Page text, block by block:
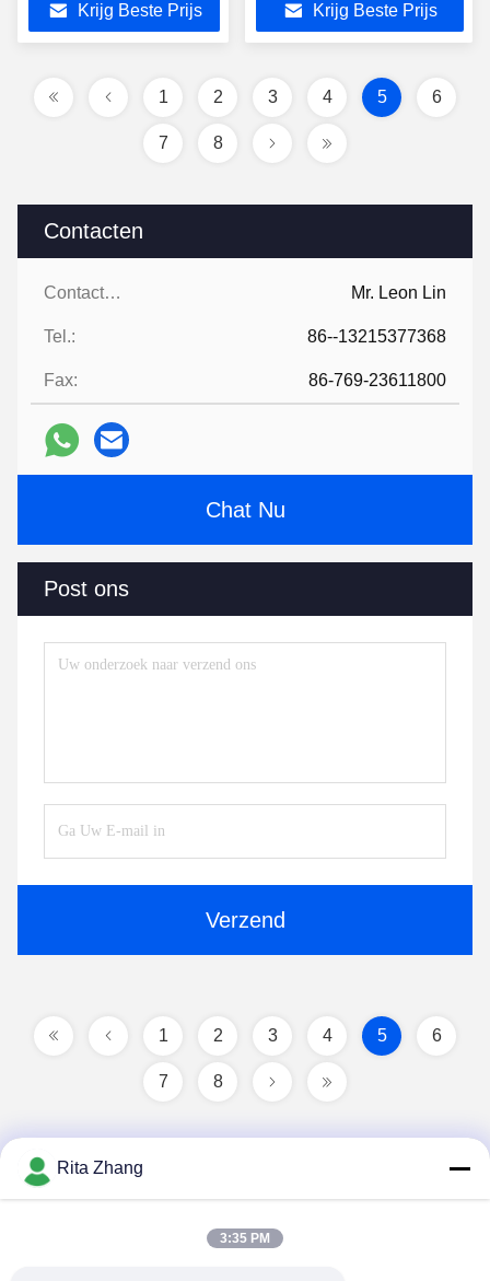
Contacten
Contacten: Mr. Leon Lin
Tel.: 86--13215377368
Fax: 86-769-23611800
Chat Nu
Post ons
Verzend
detecteren van
metaalspaanders in
Krijg Beste Prijs
Rekupereerbare
Rubberplastieken
Krijg Beste Prijs
1 2 3 4 5 6
7 8
1 2 3 4 5 6
7 8
Rita Zhang
3:35 PM